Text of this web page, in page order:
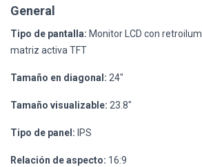
General
Tipo de pantalla: Monitor LCD con
matriz activa TFT
Tamaño en diagonal: 24"
Tamaño visualizable: 23.8"
Tipo de panel: IPS
Relación de aspecto: 16:9